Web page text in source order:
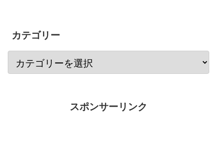
カテゴリー
スポンサーリンク